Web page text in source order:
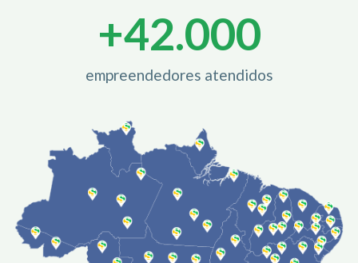
empreendedores atendidos
+42.000